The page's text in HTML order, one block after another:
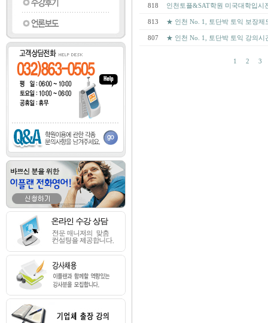
818 인천토플&SAT학원 미국대학입시
813 ★ 인천 No. 1, 토단박 토익 보장제
807 ★ 인천 No. 1, 토단박 토익 강의시
1 2 3